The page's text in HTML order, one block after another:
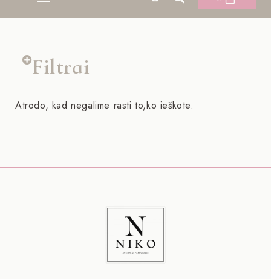
Filtrai
Atrodo, kad negalime rasti to,ko ieškote.